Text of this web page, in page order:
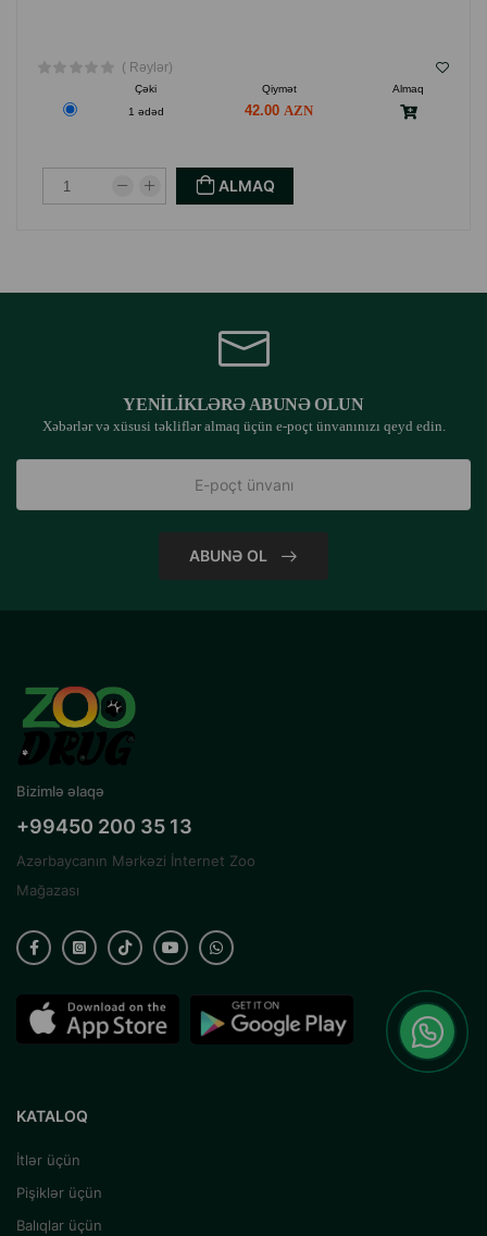
( Rəylər)
Çəki Qiymət
Almaq
1 ədəd
42.00
ALMAQ
YENILIKLƏRƏ ABUNƏ OLUN
Xəbərlər və xüsusi təkliflər almaq üçün e-poçt ünvanınızı qeyd edin.
ABUNƏ OL
Bizimlə əlaqə
+99450 200 35 13
Azərbaycanın Mərkəzi İnternet Zoo
Mağazası
KATALOQ
İtlər üçün
Pişiklər üçün
Balıqlar üçün